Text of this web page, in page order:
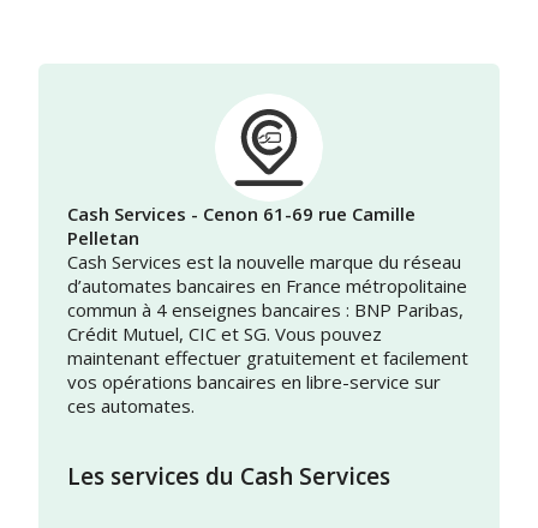
Cash Services - Cenon 61-69 rue Camille
Pelletan
Cash Services est la nouvelle marque du réseau
d’automates bancaires en France métropolitaine
commun à 4 enseignes bancaires : BNP Paribas,
Crédit Mutuel, CIC et SG. Vous pouvez
maintenant effectuer gratuitement et facilement
vos opérations bancaires en libre-service sur
ces automates.
Les services du Cash Services